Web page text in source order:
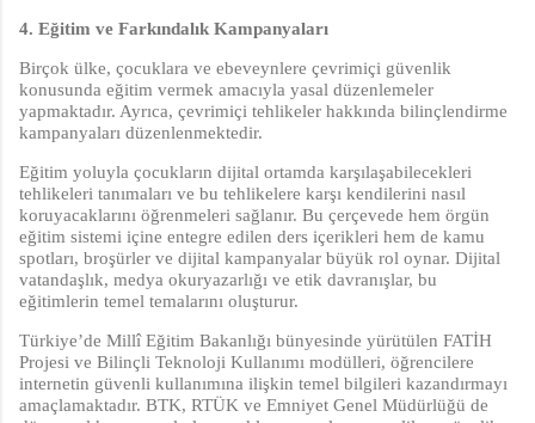
4. Eğitim ve Farkındalık Kampanyaları
Birçok ülke, çocuklara ve ebeveynlere çevrimiçi güvenlik
konusunda eğitim vermek amacıyla yasal düzenlemeler
yapmaktadır. Ayrıca, çevrimiçi tehlikeler hakkında bilinçlendirme
kampanyaları düzenlenmektedir.
Eğitim yoluyla çocukların dijital ortamda karşılaşabilecekleri
tehlikeleri tanımaları ve bu tehlikelere karşı kendilerini nasıl
koruyacaklarını öğrenmeleri sağlanır. Bu çerçevede hem örgün
eğitim sistemi içine entegre edilen ders içerikleri hem de kamu
spotları, broşürler ve dijital kampanyalar büyük rol oynar. Dijital
vatandaşlık, medya okuryazarlığı ve etik davranışlar, bu
eğitimlerin temel temalarını oluşturur.
Türkiye’de Millî Eğitim Bakanlığı bünyesinde yürütülen FATİH
Projesi ve Bilinçli Teknoloji Kullanımı modülleri, öğrencilere
internetin güvenli kullanımına ilişkin temel bilgileri kazandırmayı
amaçlamaktadır. BTK, RTÜK ve Emniyet Genel Müdürlüğü de